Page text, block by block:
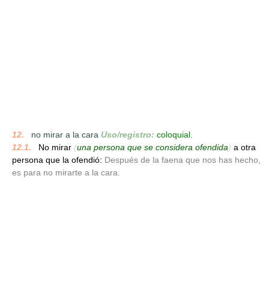
12. no mirar a la cara Uso/registro: coloquial.
12.1.
No mirar (una persona que se considera ofendida) a otra
persona que la ofendió: Después de la faena que nos has hecho,
es para no mirarte a la cara.